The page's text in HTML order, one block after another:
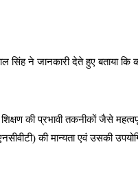
सिंह ने जानकारी देते हुए
की प्रभावी तकनीकों जैसे
की मान्यता एवं उसकी